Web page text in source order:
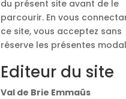
du présent site avant de le
parcourir. En vous
ce site, vous acceptez sans
réserve les présentes
Editeur du site
Val de Brie Emmaüs